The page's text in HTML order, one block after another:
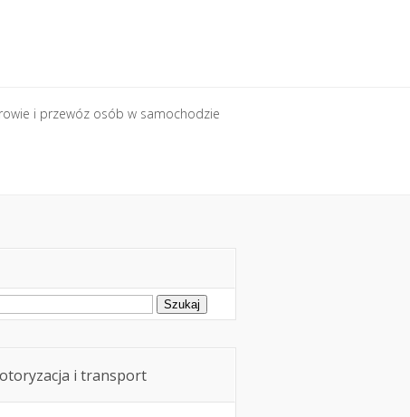
i przewóz osób w samochodzie
i przewóz osób w samochodzie
i transport